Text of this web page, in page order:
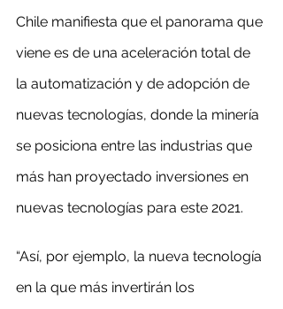
Chile manifiesta que el panorama que
viene es de una aceleración total de
la automatización y de adopción de
nuevas tecnologías, donde la minería
se posiciona entre las industrias que
más han proyectado inversiones en
nuevas tecnologías para este 2021.
“Así, por ejemplo, la nueva tecnología
en la que más invertirán los